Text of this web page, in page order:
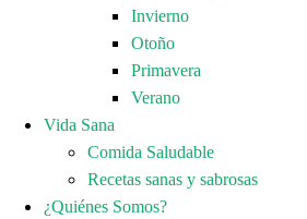
Invierno
Otoño
Primavera
Verano
Vida Sana
Comida Saludable
Recetas sanas y sabrosas
¿Quiénes Somos?